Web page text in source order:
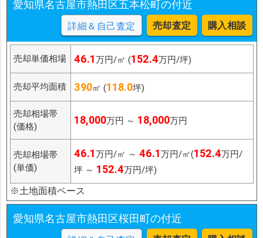
愛知県名古屋市熱田区五本松町の付近
詳細＆自己査定 売却査定 購入相談
売却単価相場 46.1万円/㎡ (152.4万円/坪)
売却平均面積 390㎡ (118.0坪)
売却相場帯
(価格)
18,000万円 ～ 18,000万円
売却相場帯
(単価)
46.1万円/㎡ ～ 46.1万円/㎡(152.4万円/
坪 ～ 152.4万円/坪)
※土地面積ベース
愛知県名古屋市熱田区桜田町の付近